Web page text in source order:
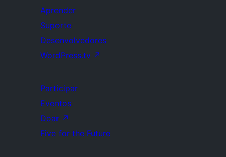
Aprender
Suporte
Desenvolvedores
WordPress.tv ↗
Participar
Eventos
Doar ↗
Five for the Future